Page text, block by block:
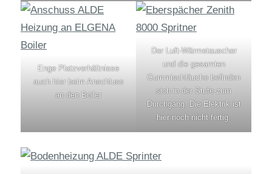
Enge Platzverhältnisse
auch hier beim Anschluss
an den Boiler
Der Luft-Wärmetauscher
und die gesamten
Gummischläuche befinden
sich in der Stufe zum
Durchgang. Die Elektrik ist
hier noch nicht fertig.